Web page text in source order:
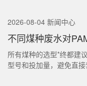
2026-08-04 新闻中心
不同煤种废水对
所有煤种的选型*终都建
型号和投加量，避免直接